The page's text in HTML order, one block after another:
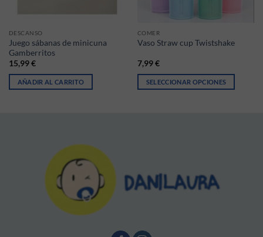
DESCANSO
Juego sábanas de minicuna
Gamberritos
15,99€
AÑADIR AL CARRITO
COMER
Vaso Straw cup Twistshake
7,99€
SELECCIONAR OPCIONES